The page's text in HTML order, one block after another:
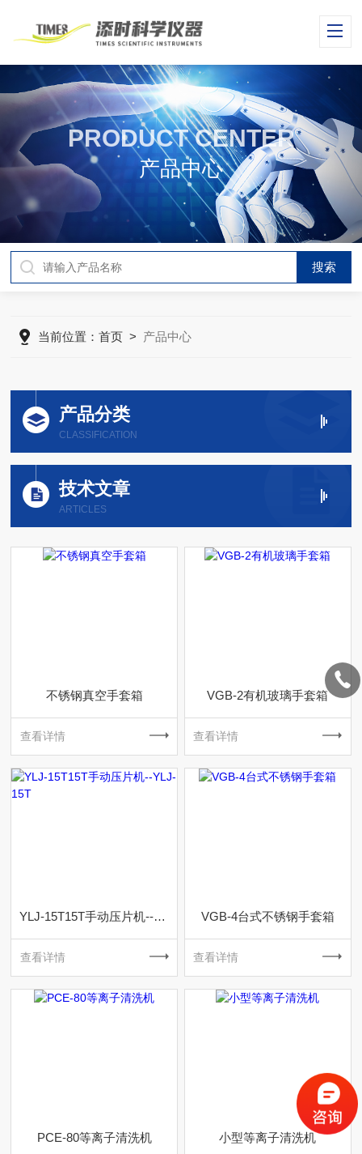
PRODUCT CENTER
产品中心
当前位置：首页 > 产品中心
产品分类
CLASSIFICATION
技术文章
ARTICLES
不锈钢真空手套箱
查看详情
VGB-2有机玻璃手套箱
查看详情
YLJ-15T15T手动压片机--YLJ-15T
查看详情
VGB-4台式不锈钢手套箱
查看详情
PCE-80等离子清洗机 小型等离子清洗机